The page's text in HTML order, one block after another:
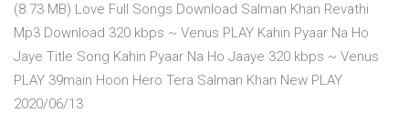
(8.73 MB) Love Full Songs Download Salman Khan Revathi
Mp3 Download 320 kbps ~ Venus PLAY Kahin Pyaar Na Ho
Jaye Title Song Kahin Pyaar Na Ho Jaaye 320 kbps ~ Venus
PLAY 39main Hoon Hero Tera Salman Khan New PLAY
2020/06/13